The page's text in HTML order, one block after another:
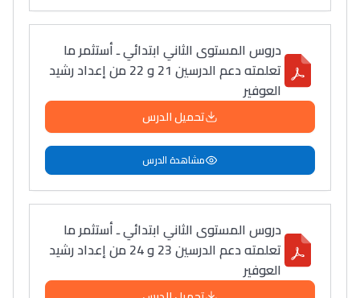
دروس المستوى الثاني ابتدائي ـ أستثمر ما
تعلمته دعم الدرسين 21 و 22 من إعداد رشيد
العوفير
تحميل الدرس
مشاهدة الدرس
دروس المستوى الثاني ابتدائي ـ أستثمر ما
تعلمته دعم الدرسين 23 و 24 من إعداد رشيد
العوفير